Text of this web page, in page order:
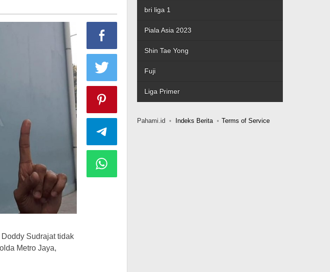
Sudrajat tidak
Metro Jaya,
bri liga 1
Piala Asia 2023
Shin Tae Yong
Fuji
Liga Primer
Pahami.id Indeks Berita Terms of Service